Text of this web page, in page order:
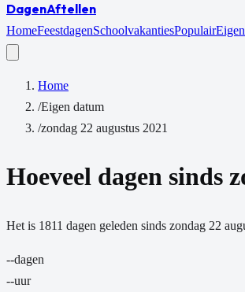
DagenAftellen
HomeFeestdagenSchoolvakantiesPopulair
Home
/Eigen datum
/zondag 22 augustus 2021
Hoeveel dagen sinds
Het is 1811 dagen geleden sinds zondag 22
--dagen
--uur